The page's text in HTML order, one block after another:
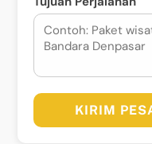
KIRIM